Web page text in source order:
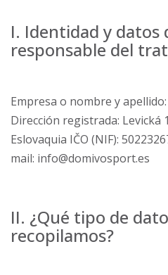
I. Identidad y datos
responsable del
Empresa o nombre y
Dirección registrada: Levická
Eslovaquia IČO (NIF):
mail: info@domivosport.es
II. ¿Qué tipo de
recopilamos?